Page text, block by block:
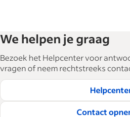
We helpen je graag
Bezoek het Helpcenter voor
vragen of neem rechtstreeks
Contact